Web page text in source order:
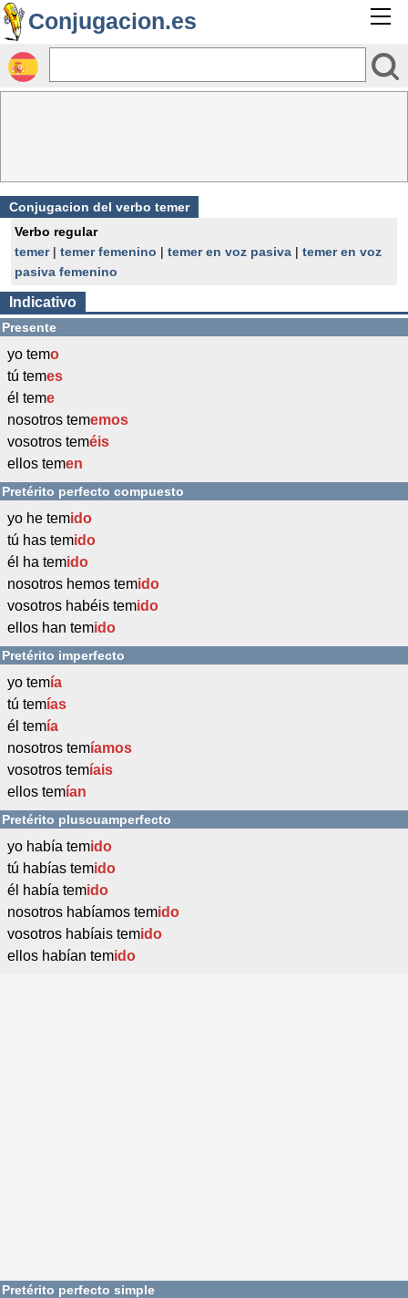
Conjugacion.es
Conjugacion del verbo temer
Verbo regular
temer| temer femenino | temer en voz pasiva | temer en voz
pasiva femenino
Indicativo
Presente
yo temo
tú temes
él teme
nosotros tememos
vosotros teméis
ellos temen
Pretérito perfecto compuesto
yo he temido
tú has temido
él ha temido
nosotros hemos temido
vosotros habéis temido
ellos han temido
Pretérito imperfecto
yo temía
tú temías
él temía
nosotros temíamos
vosotros temíais
ellos temían
Pretérito pluscuamperfecto
yo había temido
tú habías temido
él había temido
nosotros habíamos temido
vosotros habíais temido
ellos habían temido
Pretérito perfecto simple